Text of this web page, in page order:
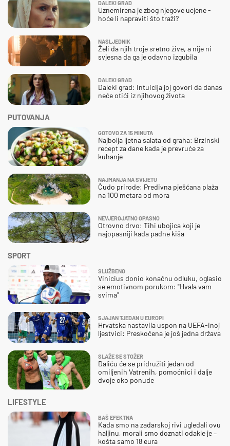
SPORT
SLUŽBENO
Vinicius donio konačnu odluku, oglasio
se emotivnom porukom: "Hvala vam
svima"
SJAJAN TJEDAN U EUROPI
Hrvatska nastavila uspon na UEFA-inoj
ljestvici: Preskočena je još jedna država
SLAŽE SE STOŽER
Daliću će se pridružiti jedan od
omiljenih Vatrenih, pomoćnici i dalje
dvoje oko ponude
DALEKI GRAD
Uznemirena je zbog njegove ucjene -
hoće li napraviti što traži?
NASLJEDNIK
Želi da njih troje sretno žive, a nije ni
svjesna da ga je odavno izgubila
DALEKI GRAD
Daleki grad: Intuicija joj govori da danas
neće otići iz njihovog života
PUTOVANJA
GOTOVO ZA 15 MINUTA
Najbolja ljetna salata od graha: Brzinski
recept za dane kada je prevruće za
kuhanje
NAJMANJA NA SVIJETU
Čudo prirode: Predivna pješčana plaža
na 100 metara od mora
NEVJEROJATNO OPASNO
Otrovno drvo: Tihi ubojica koji je
najopasniji kada padne kiša
LIFESTYLE
BAŠ EFEKTNA
Kada smo na zadarskoj rivi ugledali ovu
haljinu, morali smo doznati odakle je –
košta samo 18 eura